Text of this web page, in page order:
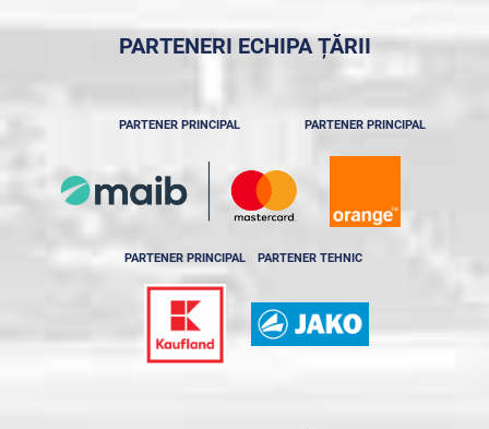
PARTENERI ECHIPA ȚĂRII
PARTENER PRINCIPAL PARTENER PRINCIPAL
PARTENER PRINCIPAL PARTENER TEHNIC